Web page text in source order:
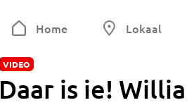
Home Lokaal
VIDEO
Daar is ie!